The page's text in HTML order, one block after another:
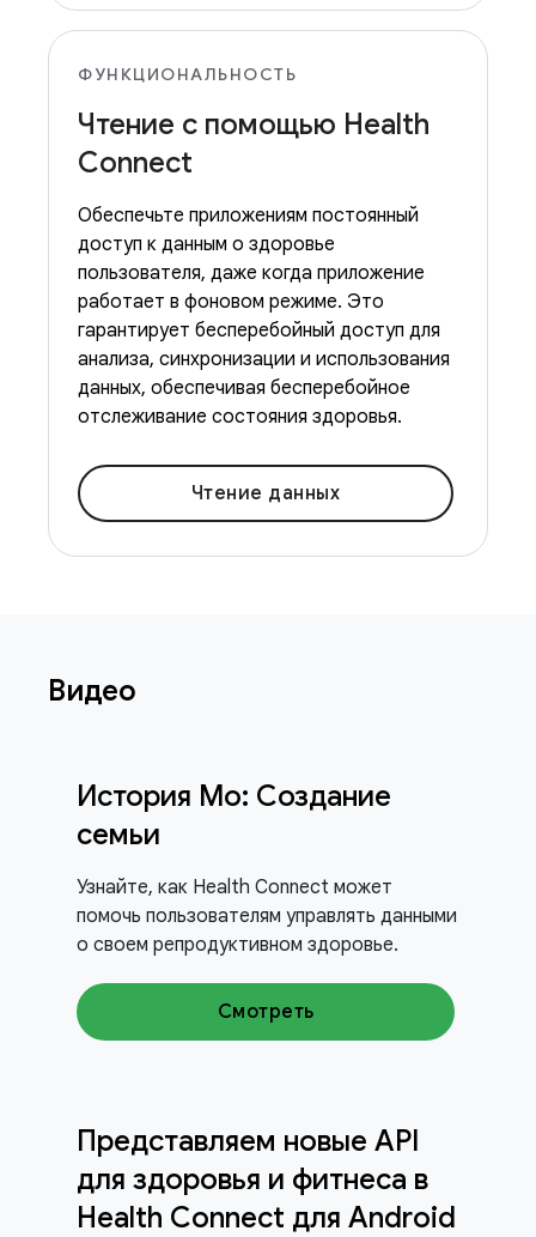
ФУНКЦИОНАЛЬНОСТЬ
Чтение с помощью Health
Connect
Обеспечьте приложениям постоянный
доступ к данным о здоровье
пользователя, даже когда приложение
работает в фоновом режиме. Это
гарантирует бесперебойный доступ для
анализа, синхронизации и использования
данных, обеспечивая бесперебойное
отслеживание состояния здоровья.
Чтение данных
Видео
История Мо: Создание
семьи
Узнайте, как Health Connect может
помочь пользователям управлять данными
о своем репродуктивном здоровье.
Смотреть
Представляем новые API
для здоровья и фитнеса в
Health Connect для Android